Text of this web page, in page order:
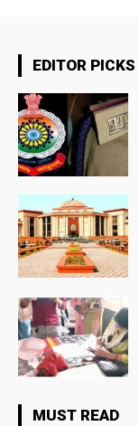
EDITOR PICKS
MUST READ